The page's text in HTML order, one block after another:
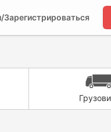
Зарегистрироваться